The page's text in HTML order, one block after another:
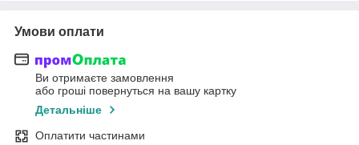
Умови оплати
Ви отримаєте замовлення
або гроші повернуться на вашу картку
Детальніше
Оплатити частинами